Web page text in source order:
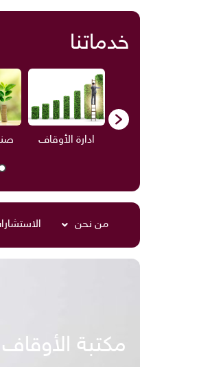
خدماتنا
ادارة الأوقاف
من نحن
مكتبة الأوقاف